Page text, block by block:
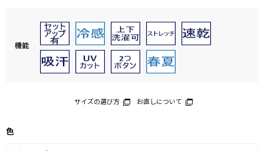
機能
サイズの選び方 お直しについて
色